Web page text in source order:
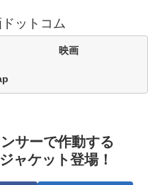
ドットコム
映画
サーで作動する
ャケット登場！